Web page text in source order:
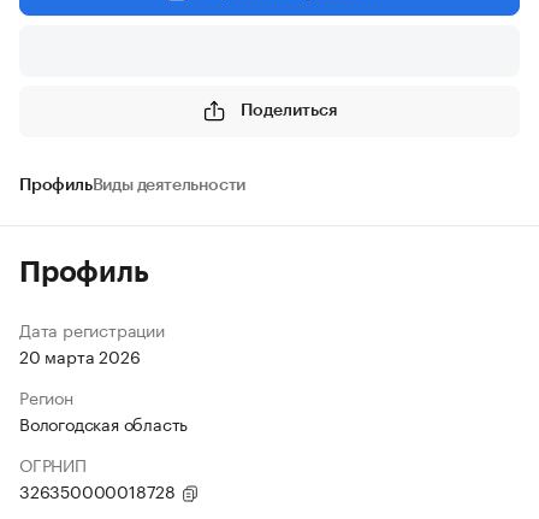
Поделиться
ПрофильВиды деятельности
Профиль
Дата регистрации
20 марта 2026
Регион
Вологодская область
ОГРНИП
326350000018728